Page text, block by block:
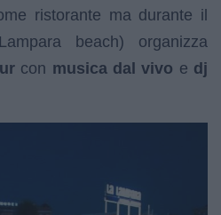
ristorante ma durante il
beach) organizza
con musica dal vivo e dj